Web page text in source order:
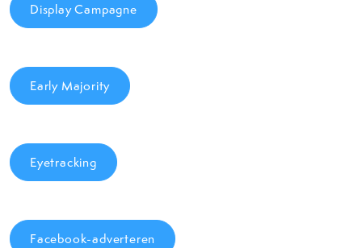
Display Campagne
Early Majority
Eyetracking
Facebook-adverteren